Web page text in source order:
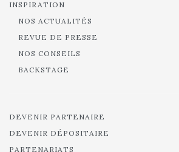
INSPIRATION
NOS ACTUALITÉS
REVUE DE PRESSE
NOS CONSEILS
BACKSTAGE
DEVENIR PARTENAIRE
DEVENIR DÉPOSITAIRE
PARTENARIATS